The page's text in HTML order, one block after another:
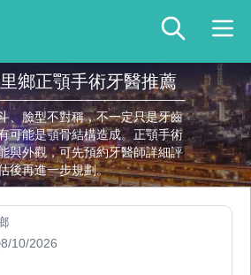
鄉正顎手術牙醫推薦
、臉型不對稱，不一定只是牙齒
可能是顎骨結構造成。正顎手術
與外觀，可先預約牙醫師詳細評
後再進一步規劃。
8/10/2026